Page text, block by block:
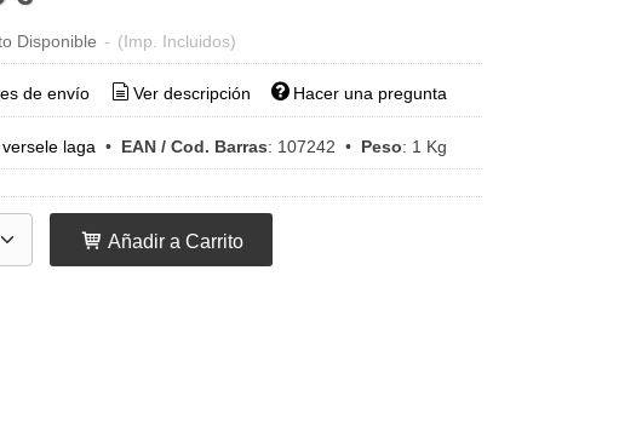
Disponible - (Imp. Incluidos)
de envío Ver descripción Hacer una pregunta
versele laga • EAN / Cod. Barras: 107242 • Peso: 1 Kg
Añadir a Carrito